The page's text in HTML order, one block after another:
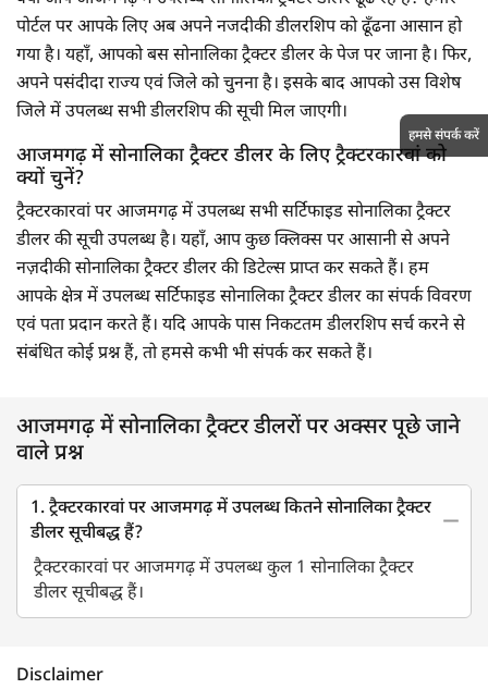
पोर्टल पर आपके लिए अब अपने नजदीकी डीलरशिप को ढूँढना आसान हो
गया है। यहाँ, आपको बस सोनालिका ट्रैक्टर डीलर के पेज पर जाना है। फिर,
अपने पसंदीदा राज्य एवं जिले को चुनना है। इसके बाद आपको उस विशेष
जिले में उपलब्ध सभी डीलरशिप की सूची मिल जाएगी।
आजमगढ़ में सोनालिका ट्रैक्टर डीलर के लिए ट्रैक्टरकारवां को
क्यों चुनें?
ट्रैक्टरकारवां पर आजमगढ़ में उपलब्ध सभी सर्टिफाइड सोनालिका ट्रैक्टर
डीलर की सूची उपलब्ध है। यहाँ, आप कुछ क्लिक्स पर आसानी से अपने
नज़दीकी सोनालिका ट्रैक्टर डीलर की डिटेल्स प्राप्त कर सकते हैं। हम
आपके क्षेत्र में उपलब्ध सर्टिफाइड सोनालिका ट्रैक्टर डीलर का संपर्क विवरण
एवं पता प्रदान करते हैं। यदि आपके पास निकटतम डीलरशिप सर्च करने से
संबंधित कोई प्रश्न हैं, तो हमसे कभी भी संपर्क कर सकते हैं।
आजमगढ़ में सोनालिका ट्रैक्टर डीलरों पर अक्सर पूछे जाने
वाले प्रश्न
1. ट्रैक्टरकारवां पर आजमगढ़ में उपलब्ध कितने सोनालिका ट्रैक्टर
डीलर सूचीबद्ध हैं?
ट्रैक्टरकारवां पर आजमगढ़ में उपलब्ध कुल 1 सोनालिका ट्रैक्टर
डीलर सूचीबद्ध हैं।
Disclaimer
हमसे संपर्क करें